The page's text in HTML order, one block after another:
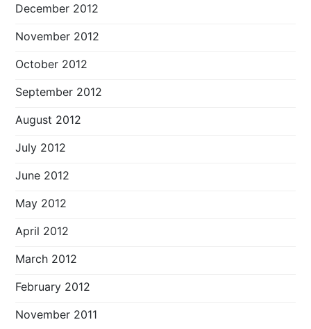
December 2012
November 2012
October 2012
September 2012
August 2012
July 2012
June 2012
May 2012
April 2012
March 2012
February 2012
November 2011